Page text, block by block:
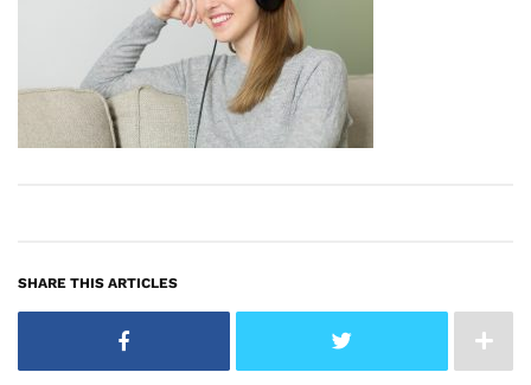
SHARE THIS ARTICLES